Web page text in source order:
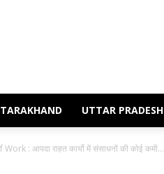
UTTAR PRADESH
: आपदा राहत कार्यो में संसाधनों की कोई कमी...